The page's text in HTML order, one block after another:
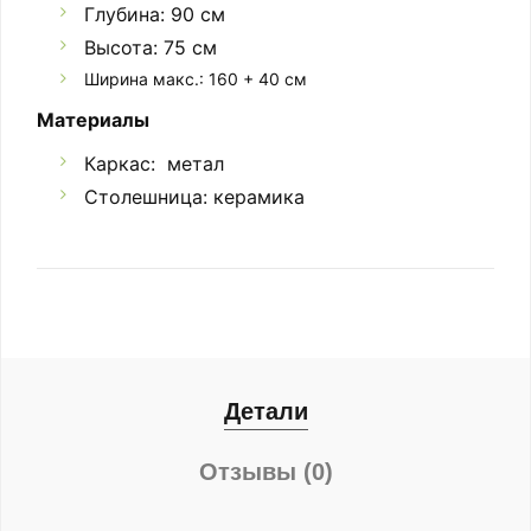
Глубина: 90 см
Высота: 75 см
Ширина макс.: 160 + 40 см
Материалы
Каркас: метал
Столешница: керамика
Детали
Отзывы (0)